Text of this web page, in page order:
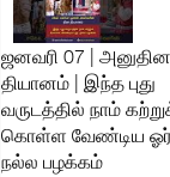
ஜனவரி 07 | அனுதின
தியானம் | இந்த புது
வருடத்தில் நாம்
கொள்ள வேண்டிய
நல்ல பழக்கம்